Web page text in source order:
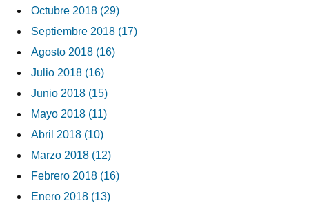
Octubre 2018 (29)
Septiembre 2018 (17)
Agosto 2018 (16)
Julio 2018 (16)
Junio 2018 (15)
Mayo 2018 (11)
Abril 2018 (10)
Marzo 2018 (12)
Febrero 2018 (16)
Enero 2018 (13)